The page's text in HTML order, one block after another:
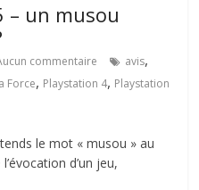
– un musou
commentaire avis,
Force, Playstation 4, Playstation
le mot « musou » au
d’un jeu,